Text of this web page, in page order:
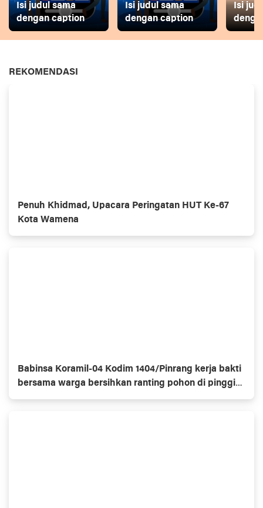
Isi judul sama
dengan caption
Isi judul sama
dengan caption
Isi
REKOMENDASI
Penuh Khidmad, Upacara Peringatan HUT Ke-67
Kota Wamena
Babinsa Koramil-04 Kodim 1404/Pinrang kerja bakti
bersama warga bersihkan ranting pohon di pinggir
jalan